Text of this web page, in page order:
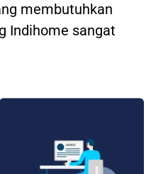
membutuhkan
Indihome sangat